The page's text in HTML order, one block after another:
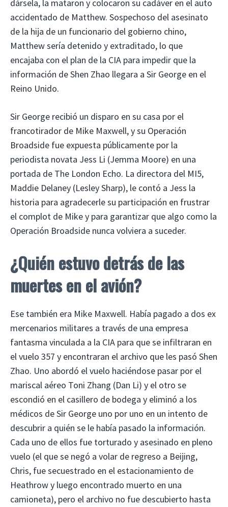
dársela, la mataron y colocaron su cadáver en el auto
accidentado de Matthew. Sospechoso del asesinato
de la hija de un funcionario del gobierno chino,
Matthew sería detenido y extraditado, lo que
encajaba con el plan de la CIA para impedir que la
información de Shen Zhao llegara a Sir George en el
Reino Unido.
Sir George recibió un disparo en su casa por el
francotirador de Mike Maxwell, y su Operación
Broadside fue expuesta públicamente por la
periodista novata Jess Li (Jemma Moore) en una
portada de The London Echo. La directora del MI5,
Maddie Delaney (Lesley Sharp), le contó a Jess la
historia para agradecerle su participación en frustrar
el complot de Mike y para garantizar que algo como la
Operación Broadside nunca volviera a suceder.
¿Quién estuvo detrás de las
muertes en el avión?
Ese también era Mike Maxwell. Había pagado a dos ex
mercenarios militares a través de una empresa
fantasma vinculada a la CIA para que se infiltraran en
el vuelo 357 y encontraran el archivo que les pasó Shen
Zhao. Uno abordó el vuelo haciéndose pasar por el
mariscal aéreo Toni Zhang (Dan Li) y el otro se
escondió en el casillero de bodega y eliminó a los
médicos de Sir George uno por uno en un intento de
descubrir a quién se le había pasado la información.
Cada uno de ellos fue torturado y asesinado en pleno
vuelo (el que se negó a volar de regreso a Beijing,
Chris, fue secuestrado en el estacionamiento de
Heathrow y luego encontrado muerto en una
camioneta), pero el archivo no fue descubierto hasta